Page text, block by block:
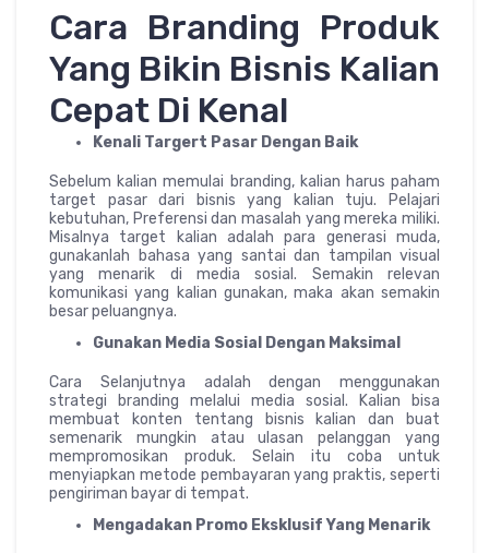
Cara Branding Produk
Yang Bikin Bisnis Kalian
Cepat Di Kenal
Kenali Targert Pasar Dengan Baik
Sebelum kalian memulai branding, kalian harus paham
target pasar dari bisnis yang kalian tuju. Pelajari
kebutuhan, Preferensi dan masalah yang mereka miliki.
Misalnya target kalian adalah para generasi muda,
gunakanlah bahasa yang santai dan tampilan visual
yang menarik di media sosial. Semakin relevan
komunikasi yang kalian gunakan, maka akan semakin
besar peluangnya.
Gunakan Media Sosial Dengan Maksimal
Cara Selanjutnya adalah dengan menggunakan
strategi branding melalui media sosial. Kalian bisa
membuat konten tentang bisnis kalian dan buat
semenarik mungkin atau ulasan pelanggan yang
mempromosikan produk. Selain itu coba untuk
menyiapkan metode pembayaran yang praktis, seperti
pengiriman bayar di tempat.
Mengadakan Promo Eksklusif Yang Menarik